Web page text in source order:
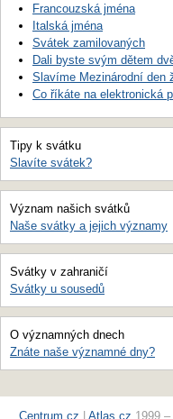
Francouzská jména
Italská jména
Svátek zamilovaných
Dali byste svým dětem
Slavíme Mezinárodní den
Co říkáte na elektronická
Tipy k svátku
Slavíte svátek?
Význam našich svátků
Naše svátky a jejich významy
Svátky v zahraničí
Svátky u sousedů
O významných dnech
Znáte naše významné dny?
Centrum.cz Atlas.cz 1999